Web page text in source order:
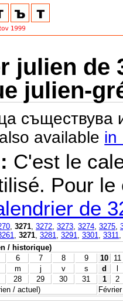
julien de
julien-
съществува
available in
C'est le
Pour
de
3271 3272 3273 3274 3275
3271 3281 3291 3301 3311
/ historique)
6 7 8 9 10
11
m j v s d
l
28 29 30 31 1
2
/ actuel)